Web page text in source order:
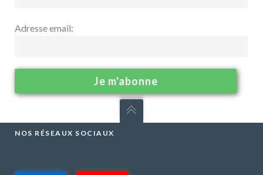
Adresse email:
NOS RÉSEAUX SOCIAUX